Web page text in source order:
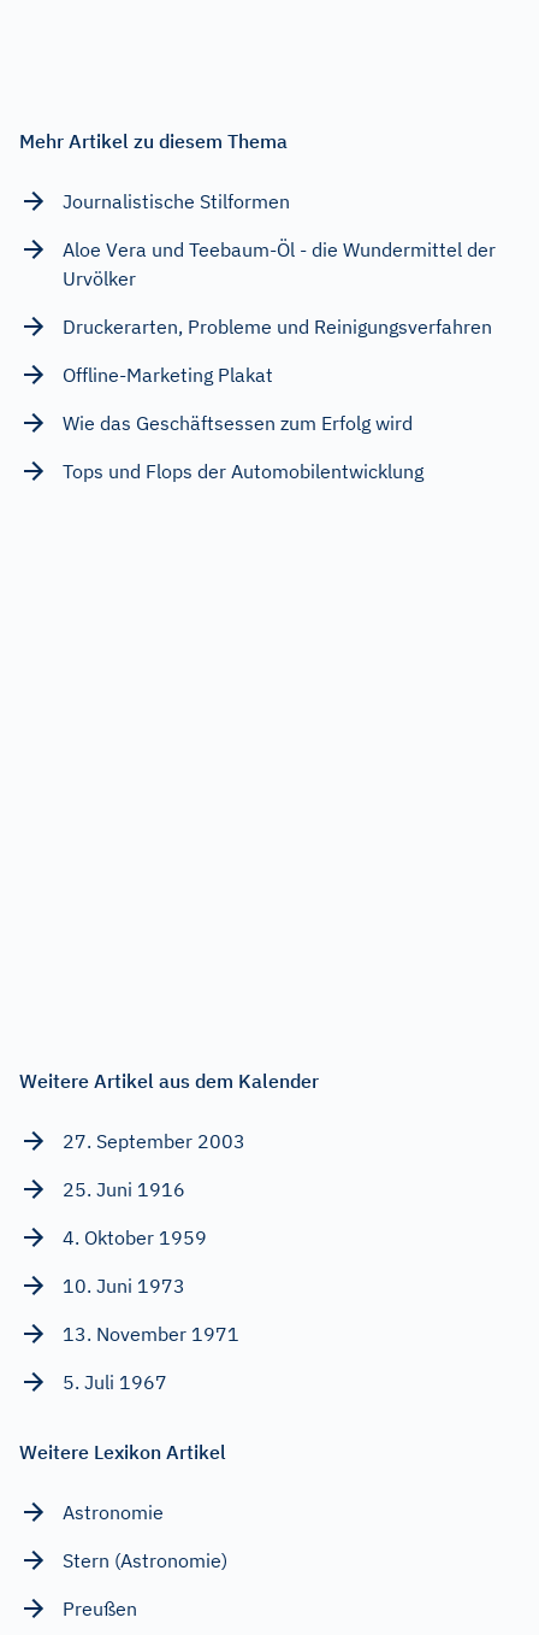
Mehr Artikel zu diesem Thema
Journalistische Stilformen
Aloe Vera und Teebaum-Öl - die Wundermittel der
Urvölker
Druckerarten, Probleme und Reinigungsverfahren
Offline-Marketing Plakat
Wie das Geschäftsessen zum Erfolg wird
Tops und Flops der Automobilentwicklung
Weitere Artikel aus dem Kalender
27. September 2003
25. Juni 1916
4. Oktober 1959
10. Juni 1973
13. November 1971
5. Juli 1967
Weitere Lexikon Artikel
Astronomie
Stern (Astronomie)
Preußen